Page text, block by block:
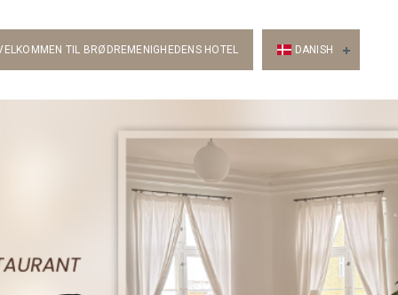
TIL BRØDREMENIGHEDENS HOTEL DANISH